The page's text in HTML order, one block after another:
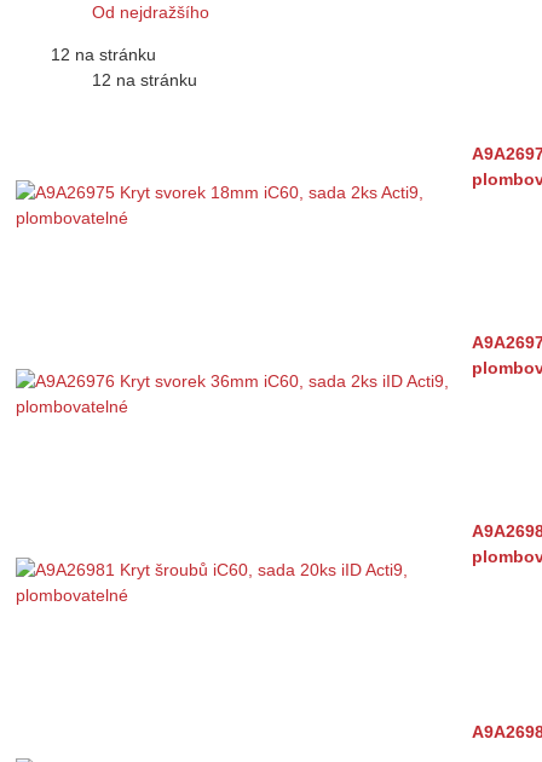
Od nejdražšího
12 na stránku
12 na stránku